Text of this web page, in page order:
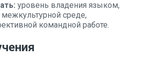
уровень владения языком,
среде,
командной работе.